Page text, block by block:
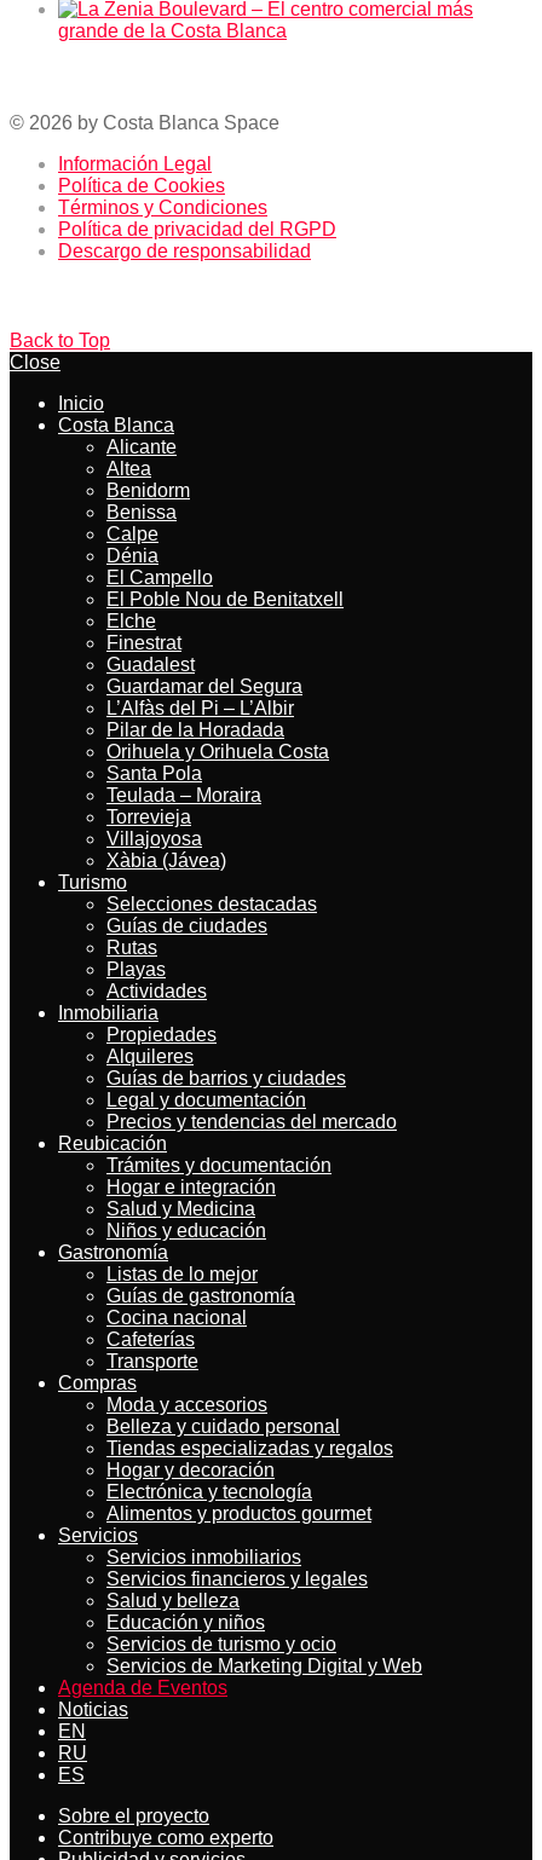
© 2026 by Costa Blanca Space
Información Legal
Política de Cookies
Términos y Condiciones
Política de privacidad del RGPD
Descargo de responsabilidad
Back to Top
Close
Inicio
Costa Blanca
Alicante
Altea
Benidorm
Benissa
Calpe
Dénia
El Campello
El Poble Nou de Benitatxell
Elche
Finestrat
Guadalest
Guardamar del Segura
L’Alfàs del Pi – L’Albir
Pilar de la Horadada
Orihuela y Orihuela Costa
Santa Pola
Teulada – Moraira
Torrevieja
Villajoyosa
Xàbia (Jávea)
Turismo
Selecciones destacadas
Guías de ciudades
Rutas
Playas
Actividades
Inmobiliaria
Propiedades
Alquileres
Guías de barrios y ciudades
Legal y documentación
Precios y tendencias del mercado
Reubicación
Trámites y documentación
Hogar e integración
Salud y Medicina
Niños y educación
Gastronomía
Listas de lo mejor
Guías de gastronomía
Cocina nacional
Cafeterías
Transporte
Compras
Moda y accesorios
Belleza y cuidado personal
Tiendas especializadas y regalos
Hogar y decoración
Electrónica y tecnología
Alimentos y productos gourmet
Servicios
Servicios inmobiliarios
Servicios financieros y legales
Salud y belleza
Educación y niños
Servicios de turismo y ocio
Servicios de Marketing Digital y Web
Agenda de Eventos
Noticias
EN
RU
ES
Sobre el proyecto
Contribuye como experto